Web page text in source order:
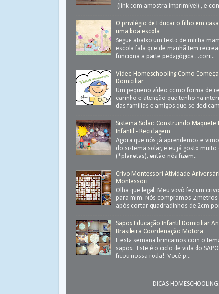
(link com amostra imprimível) , e
O privilégio de Educar o filho em
uma boa escola
Segue abaixo um texto de minha
escola fala que de manhã tem
funciona a parte pedagógica ...corr...
Vídeo Homeschooling Como
Domiciliar
Um pequeno vídeo como forma de
carinho e atenção que tenho na
das famílias e amigos que se
Sistema Solar: Construindo Maquete
Infantil - Reciclagem
Agora que nós já aprendemos e
do sistema solar, e eu já gosto muito
(*planetas), então nós fizem...
Crivo Montessori Atividade
Montessori
Olha que legal. Meu vovô fez um
para mim. Nós compramos 2 metros
após cortar quadradinhos de 2cm
Sapos Educação Infantil Domiciliar
Brasileira Coordenação Motora
E esta semana brincamos com o
sapos. Este é o ciclo de vida do
ficou nossa roda! Você p...
DICAS